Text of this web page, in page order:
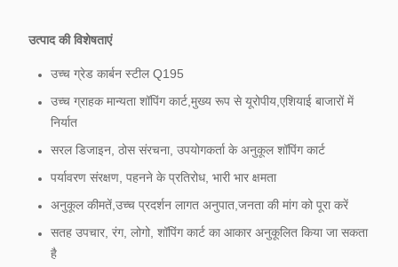
उत्पाद की विशेषताएं
उच्च ग्रेड कार्बन स्टील Q195
उच्च ग्राहक मान्यता शॉपिंग कार्ट,मुख्य रूप से यूरोपीय,एशियाई बाजारों में
निर्यात
सरल डिजाइन, ठोस संरचना, उपयोगकर्ता के अनुकूल शॉपिंग कार्ट
पर्यावरण संरक्षण, पहनने के प्रतिरोध, भारी भार क्षमता
अनुकूल कीमतें,उच्च प्रदर्शन लागत अनुपात,जनता की मांग को पूरा करें
सतह उपचार, रंग, लोगो, शॉपिंग कार्ट का आकार अनुकूलित किया जा सकता
है